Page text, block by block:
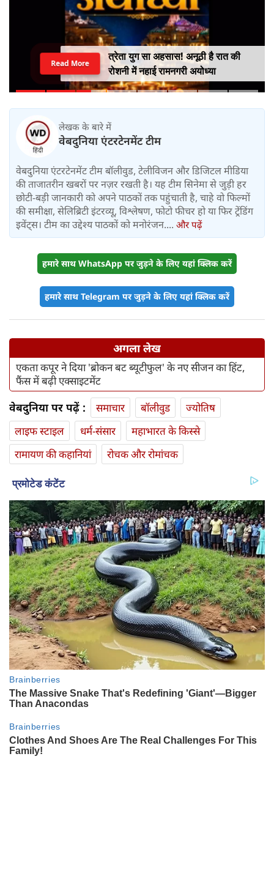
त्रेता युग सा अहसास! अनूठी है रात की
रोशनी में नहाई रामनगरी अयोध्या
Read More
लेखक के बारे में
वेबदुनिया एंटरटेनमेंट टीम
वेबदुनिया एंटरटेनमेंट टीम बॉलीवुड, टेलीविजन और डिजिटल मीडिया
की ताजातरीन खबरों पर नज़र रखती है। यह टीम सिनेमा से जुड़ी हर
छोटी-बड़ी जानकारी को अपने पाठकों तक पहुंचाती है, चाहे वो फिल्मों
की समीक्षा, सेलिब्रिटी इंटरव्यू, विश्लेषण, फोटो फीचर हो या फिर ट्रेंडिंग
इवेंट्स। टीम का उद्देश्य पाठकों को मनोरंजन.... और पढ़ें
हमारे साथ WhatsApp पर जुड़ने के लिए यहां क्लिक करें
हमारे साथ Telegram पर जुड़ने के लिए यहां क्लिक करें
अगला लेख
एकता कपूर ने दिया 'ब्रोकन बट ब्यूटीफुल' के नए सीजन का हिंट,
फैंस में बढ़ी एक्साइटमेंट
वेबदुनिया पर पढ़ें : समाचार बॉलीवुड
ज्योतिष
लाइफ स्‍टाइल
धर्म-संसार
महाभारत के किस्से
रामायण की कहानियां
रोचक और रोमांचक